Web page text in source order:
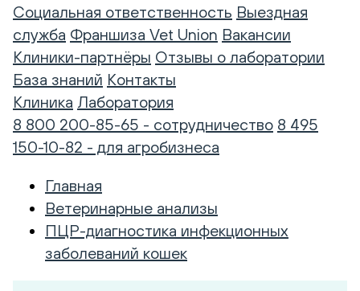
Социальная ответственность Выездная
служба Франшиза Vet Union Вакансии
Клиники-партнёры Отзывы о лаборатории
База знаний Контакты
Клиника Лаборатория
8 800 200-85-65 - сотрудничество 8 495
150-10-82 - для агробизнеса
Главная
Ветеринарные анализы
ПЦР-диагностика инфекционных
заболеваний кошек